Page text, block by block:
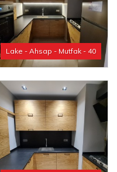
Lake - Ahsap - Mutfak - 40